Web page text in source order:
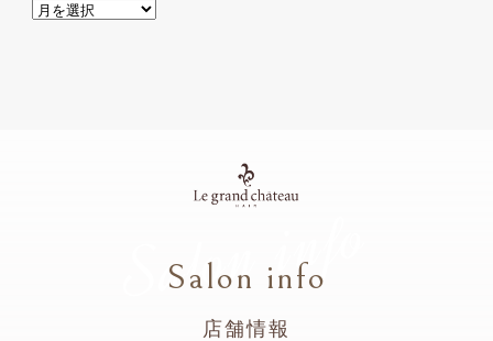
Salon info
Salon info
店舗情報